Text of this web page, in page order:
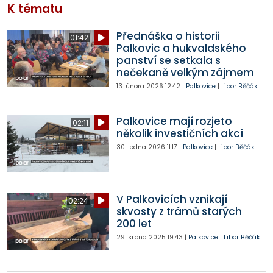
K tématu
01:42
Přednáška o historii
Palkovic a hukvaldského
panství se setkala s
nečekaně velkým zájmem
13. února 2026 12:42| Palkovice| Libor Běčák
02:11
Palkovice mají rozjeto
několik investičních akcí
30. ledna 2026 11:17 | Palkovice| Libor Běčák
02:24
V Palkovicích vznikají
skvosty z trámů starých
200 let
29. srpna 2025 19:43 | Palkovice| Libor Běčák